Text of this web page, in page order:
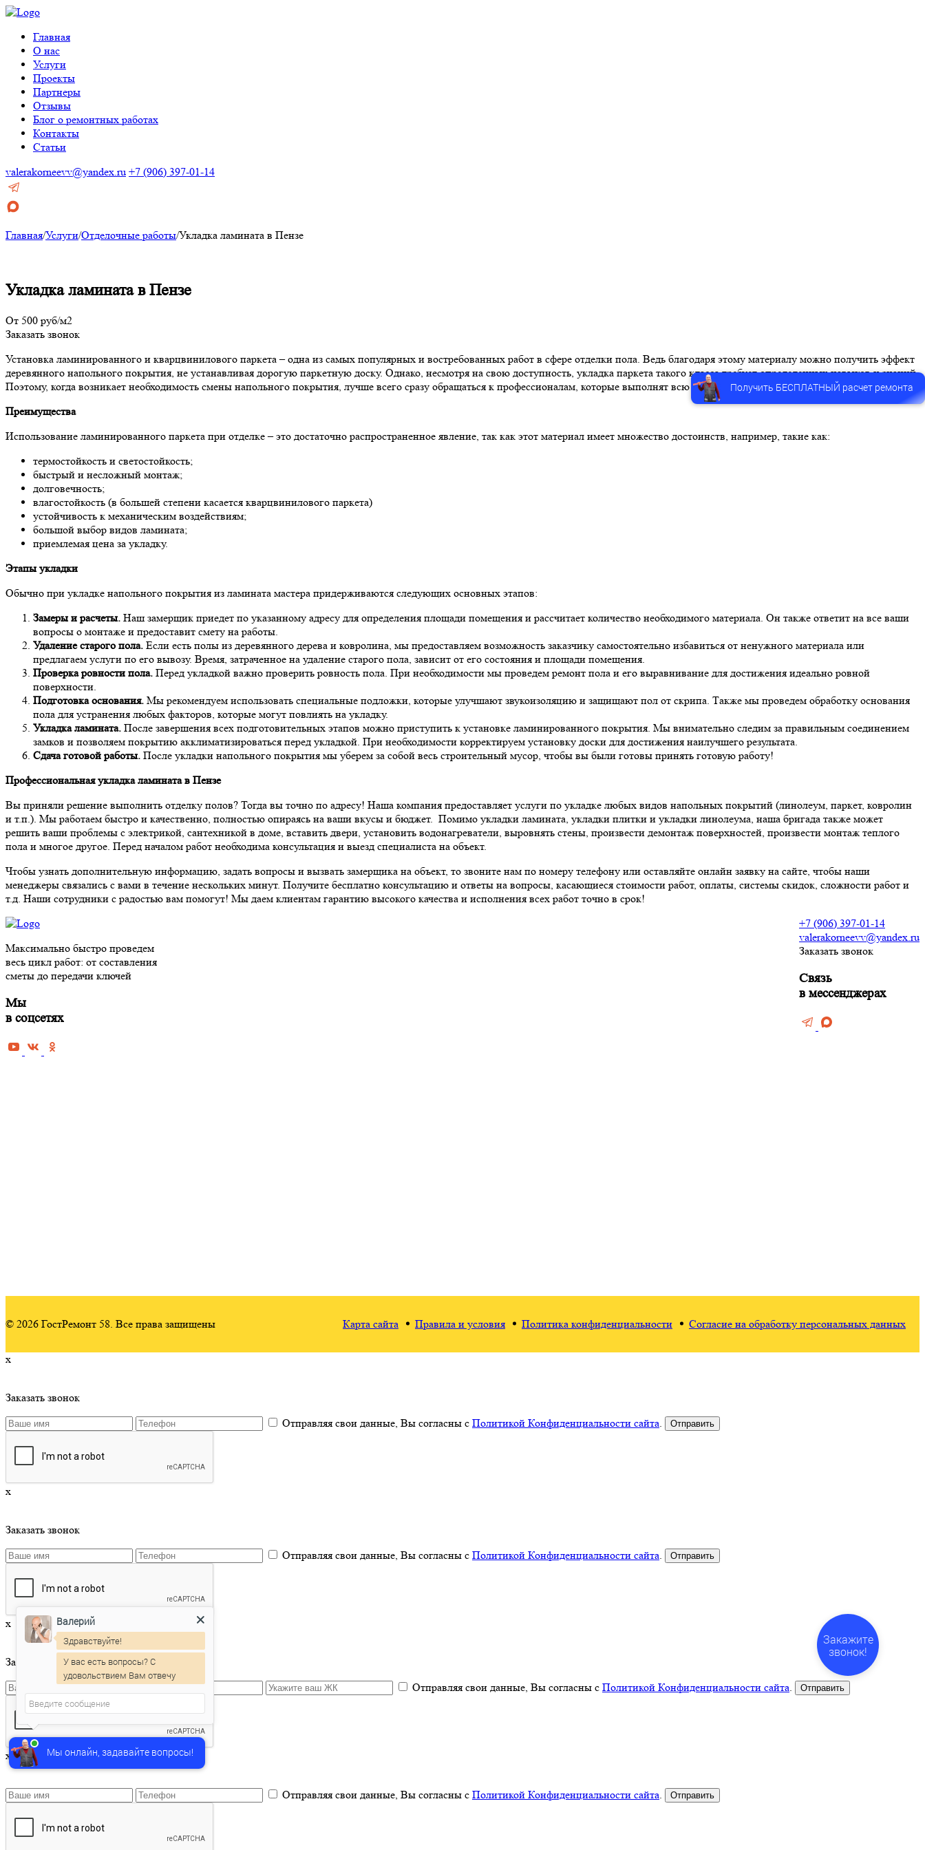
Главная
О нас
Услуги
Проекты
Партнеры
Отзывы
Блог о ремонтных работах
Контакты
Статьи
valerakorneevv@yandex.ru +7 (906) 397-01-14
Главная/Услуги/Отделочные работы/Укладка ламината в Пензе
Укладка ламината в Пензе
От 500 руб/м2
Заказать звонок
Установка ламинированного и кварцвинилового паркета – одна из самых популярных и востребованных работ в сфере отделки пола. Ведь благодаря этому материалу можно получить эффект
деревянного напольного покрытия, не устанавливая дорогую паркетную доску. Однако, несмотря на свою доступность, укладка паркета такого класса требует определенных навыков и знаний.
Поэтому, когда возникает необходимость смены напольного покрытия, лучше всего сразу обращаться к профессионалам, которые выполнят всю работу быстро и качественно.
Преимущества
Использование ламинированного паркета при отделке – это достаточно распространенное явление, так как этот материал имеет множество достоинств, например, такие как:
термостойкость и светостойкость;
быстрый и несложный монтаж;
долговечность;
влагостойкость (в большей степени касается кварцвинилового паркета)
устойчивость к механическим воздействиям;
большой выбор видов ламината;
приемлемая цена за укладку.
Этапы укладки
Обычно при укладке напольного покрытия из ламината мастера придерживаются следующих основных этапов:
Замеры и расчеты. Наш замерщик приедет по указанному адресу для определения площади помещения и рассчитает количество необходимого материала. Он также ответит на все ваши
вопросы о монтаже и предоставит смету на работы.
Удаление старого пола. Если есть полы из деревянного дерева и ковролина, мы предоставляем возможность заказчику самостоятельно избавиться от ненужного материала или
предлагаем услуги по его вывозу. Время, затраченное на удаление старого пола, зависит от его состояния и площади помещения.
Проверка ровности пола. Перед укладкой важно проверить ровность пола. При необходимости мы проведем ремонт пола и его выравнивание для достижения идеально ровной
поверхности.
Подготовка основания. Мы рекомендуем использовать специальные подложки, которые улучшают звукоизоляцию и защищают пол от скрипа. Также мы проведем обработку основания
пола для устранения любых факторов, которые могут повлиять на укладку.
Укладка ламината. После завершения всех подготовительных этапов можно приступить к установке ламинированного покрытия. Мы внимательно следим за правильным соединением
замков и позволяем покрытию акклиматизироваться перед укладкой. При необходимости корректируем установку доски для достижения наилучшего результата.
Сдача готовой работы. После укладки напольного покрытия мы уберем за собой весь строительный мусор, чтобы вы были готовы принять готовую работу!
Профессиональная укладка ламината в Пензе
Вы приняли решение выполнить отделку полов? Тогда вы точно по адресу! Наша компания предоставляет услуги по укладке любых видов напольных покрытий (линолеум, паркет, ковролин
и т.п.). Мы работаем быстро и качественно, полностью опираясь на ваши вкусы и бюджет. Помимо укладки ламината, укладки плитки и укладки линолеума, наша бригада также может
решить ваши проблемы с электрикой, сантехникой в доме, вставить двери, установить водонагреватели, выровнять стены, произвести демонтаж поверхностей, произвести монтаж теплого
пола и многое другое. Перед началом работ необходима консультация и выезд специалиста на объект.
Чтобы узнать дополнительную информацию, задать вопросы и вызвать замерщика на объект, то звоните нам по номеру телефону или оставляйте онлайн заявку на сайте, чтобы наши
менеджеры связались с вами в течение нескольких минут. Получите бесплатно консультацию и ответы на вопросы, касающиеся стоимости работ, оплаты, системы скидок, сложности работ и
т.д. Наши сотрудники с радостью вам помогут! Мы даем клиентам гарантию высокого качества и исполнения всех работ точно в срок!
Максимально быстро проведем
весь цикл работ: от составления
сметы до передачи ключей
Мы
в соцсетях
+7 (906) 397-01-14
valerakorneevv@yandex.ru
Заказать звонок
Связь
в мессенджерах
© 2026 ГостРемонт 58. Все права защищены Карта сайта Правила и условия Политика конфиденциальности Согласие на обработку персональных данных
x
Заказать звонок
Отправляя свои данные, Вы согласны с Политикой Конфиденциальности сайта.
x
Заказать звонок
Отправляя свои данные, Вы согласны с Политикой Конфиденциальности сайта.
x
Заказать приёмку квартиры
Отправляя свои данные, Вы согласны с Политикой Конфиденциальности сайта.
x
Отправляя свои данные, Вы согласны с Политикой Конфиденциальности сайта.
Закажите
звонок!
Получить БЕСПЛАТНЫЙ расчет ремонта
Мы онлайн, задавайте вопросы!
Валерий
Здравствуйте!
У вас есть вопросы? С
удовольствием Вам отвечу